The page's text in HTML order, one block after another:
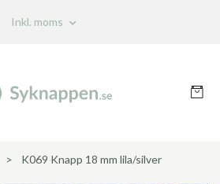
Inkl. moms
K069 Knapp 18 mm lila/silver